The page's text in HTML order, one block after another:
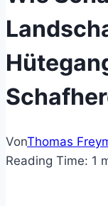
VonThomas
Reading Time: 1